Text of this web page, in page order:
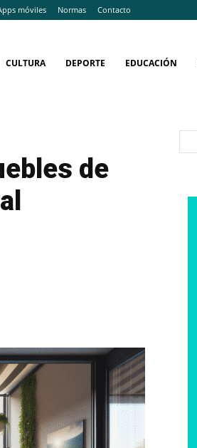
móviles Normas Contacto
CULTURA DEPORTE EDUCACIÓN
de